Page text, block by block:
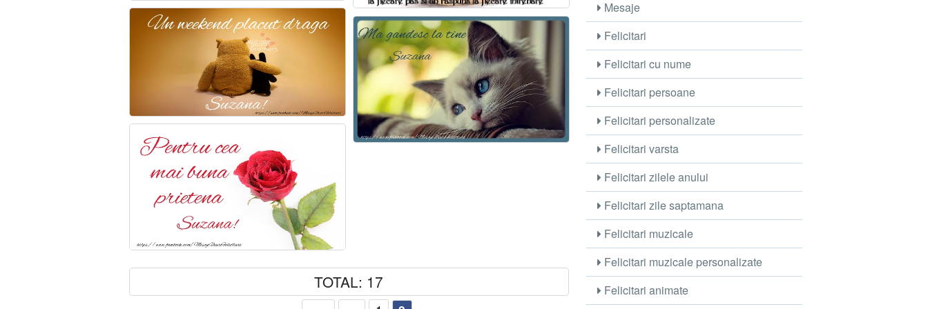
TOTAL: 17
Mesaje
Felicitari
Felicitari cu nume
Felicitari persoane
Felicitari personalizate
Felicitari varsta
Felicitari zilele anului
Felicitari zile saptamana
Felicitari muzicale
Felicitari muzicale personalizate
Felicitari animate